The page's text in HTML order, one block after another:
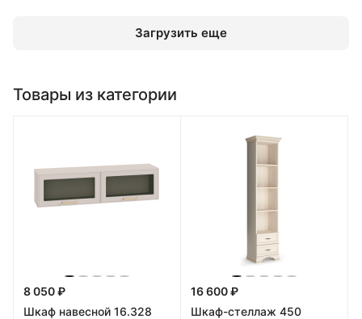
Загрузить еще
Товары из категории
8 050 ₽
Шкаф навесной 16.328
16 600 ₽
Шкаф-стеллаж 450